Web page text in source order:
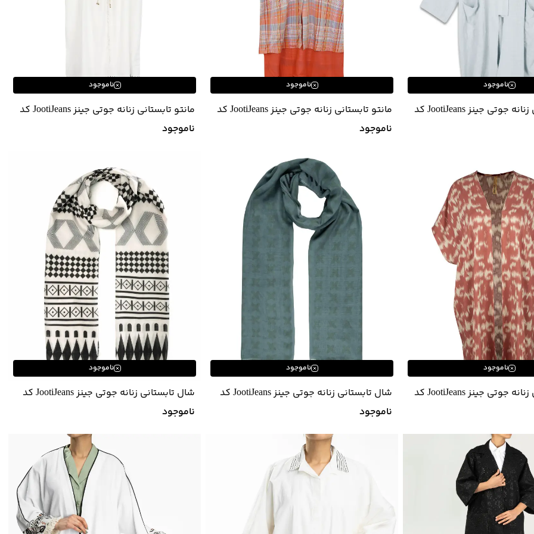
ناموجود
مانتو تابستانی زنانه جوتی جینز JootiJeans کد
ناموجود
مانتو تابستانی زنانه جوتی جینز JootiJeans کد
01732623
ناموجود
ناموجود
مانتو تابستانی زنانه جوتی جینز JootiJeans کد
01732603
ناموجود
ناموجود
مانتو تابستانی زنانه جوتی جینز JootiJeans کد
ناموجود
شال تابستانی زنانه جوتی جینز JootiJeans کد
21978278
ناموجود
ناموجود
شال تابستانی زنانه جوتی جینز JootiJeans کد
21978267
ناموجود